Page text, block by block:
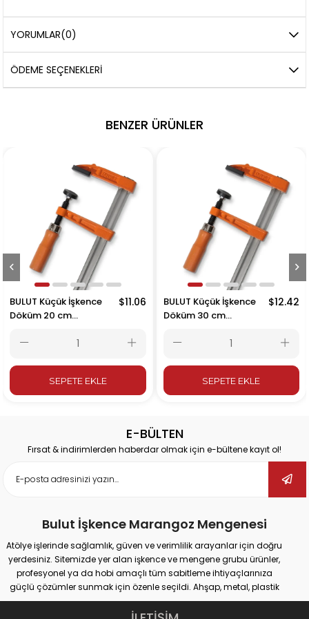
YORUMLAR(0)
ÖDEME SEÇENEKLERI
BENZER ÜRÜNLER
BULUT Küçük İşkence
Döküm 20 cm
$11.06
SEPETE EKLE
BULUT Küçük İşkence
Döküm 30 cm
$12.42
SEPETE EKLE
E-BÜLTEN
Fırsat & indirimlerden haberdar olmak için e-bültene kayıt ol!
Bulut İşkence Marangoz Mengenesi
Atölye işlerinde sağlamlık, güven ve verimlilik arayanlar için doğru
yerdesiniz. Sitemizde yer alan işkence ve mengene grubu ürünler,
profesyonel ya da hobi amaçlı tüm sabitleme ihtiyaçlarınıza
güçlü çözümler sunmak için özenle seçildi. Ahşap, metal, plastik
gibi farklı yüzeylerde güvenli tutuş sağlayan ürünlerimiz;
marangozluk, kaynak, delme, montaj ve tamir gibi pek çok alanda